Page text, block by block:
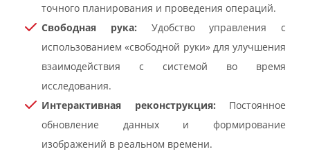
точного планирования и проведения операций.
Свободная рука: Удобство управления с
использованием «свободной руки» для улучшения
взаимодействия с системой во время
исследования.
Интерактивная реконструкция: Постоянное
обновление данных и формирование
изображений в реальном времени.